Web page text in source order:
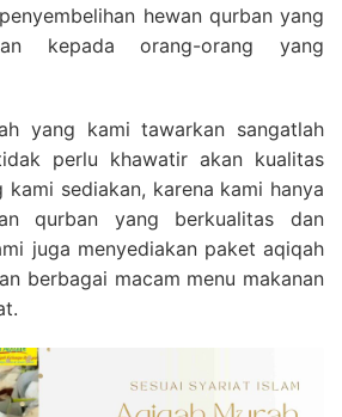
hewan qurban yang
kepada orang-orang yang
yang kami tawarkan sangatlah
perlu khawatir akan kualitas
kami sediakan, karena kami hanya
qurban yang berkualitas dan
juga menyediakan paket aqiqah
berbagai macam menu makanan